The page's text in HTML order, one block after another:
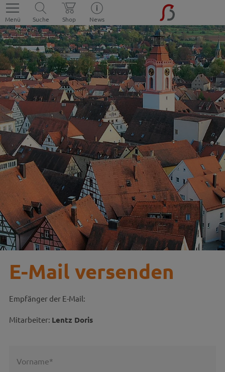
Menü Suche Shop News
E-Mail versenden
Empfänger der E-Mail:
Mitarbeiter: Lentz Doris
Vorname*